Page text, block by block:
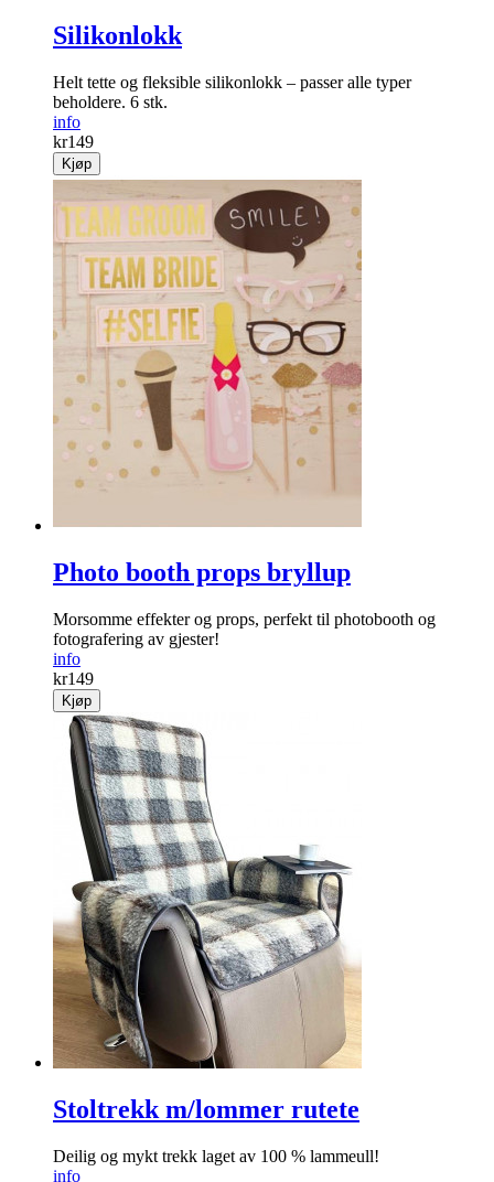
Silikonlokk
Helt tette og fleksible silikonlokk – passer alle typer
beholdere. 6 stk.
info
kr149
Kjøp
Photo booth props bryllup
Morsomme effekter og props, perfekt til photobooth og
fotografering av gjester!
info
kr149
Kjøp
Stoltrekk m/lommer rutete
Deilig og mykt trekk laget av 100 % lammeull!
info